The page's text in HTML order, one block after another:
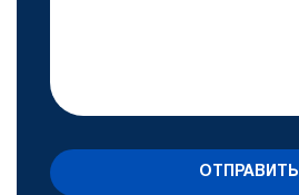
ОТПРАВИТЬ